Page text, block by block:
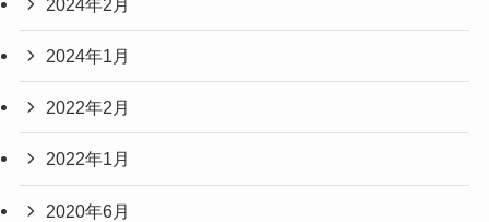
2024年2月
2024年1月
2022年2月
2022年1月
2020年6月